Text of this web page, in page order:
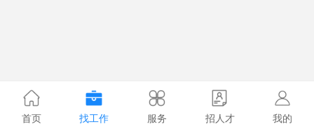
首页 找工作 服务 招人才 我的